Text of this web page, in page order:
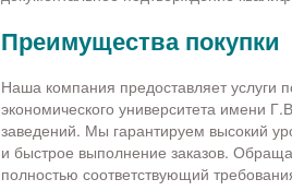
Преимущества покупки
Наша компания предоставляет услуги
экономического университета имени
заведений. Мы гарантируем высокий
и быстрое выполнение заказов.
полностью соответствующий